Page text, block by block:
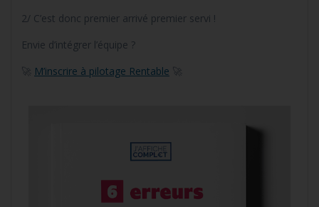
2/ C’est donc premier arrivé premier servi !
Envie d’intégrer l’équipe ?
🚀 M’inscrire à pilotage Rentable 🚀